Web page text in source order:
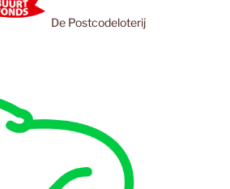
De Postcodeloterij